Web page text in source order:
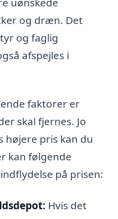
og dræn. Det
og faglig
afspejles i
faktorer er
skal fjernes. Jo
højere pris kan du
kan følgende
på prisen:
Hvis det